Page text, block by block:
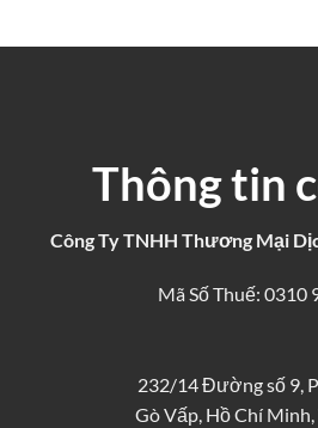
Thông tin
Công Ty TNHH Thương Mại
Mã Số Thuế: 0310
232/14 Đường số 9,
Gò Vấp, Hồ Chí